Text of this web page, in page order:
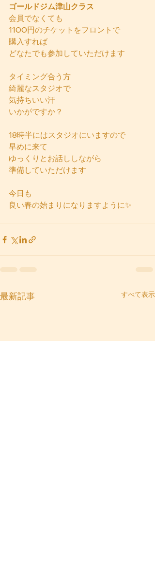
ゴールドジム津山クラス
会員でなくても
1100円のチケットをフロントで
購入すれば
どなたでも参加していただけます
タイミング合う方
綺麗なスタジオで
気持ちいい汗
いかがですか？
18時半にはスタジオにいますので
早めに来て
ゆっくりとお話ししながら
準備していただけます
今日も
良い春の始まりになりますように✨
最新記事 すべて表示